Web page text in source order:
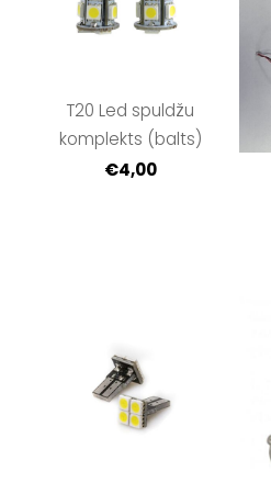
T20 Led spuldžu
komplekts (balts)
€4,00